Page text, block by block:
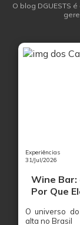
O blog DGUESTS
Experiências
31/Jul/2026
Wine Bar:
Por Que
O universo
alta no Brasil